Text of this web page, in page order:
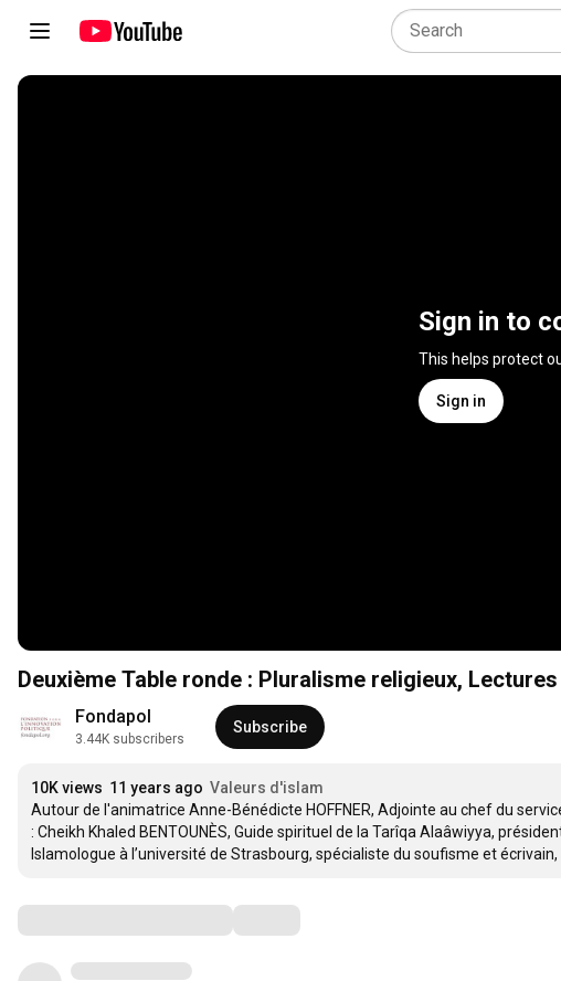
Sign in to
This helps protect
Sign in
Deuxième Table ronde : Pluralisme religieux,
Fondapol
3.44K subscribers
Subscribe
10K views 11 years ago Valeurs d'islam
Autour de l'animatrice Anne-Bénédicte HOFFNER, Adjointe au chef du
: Cheikh Khaled BENTOUNÈS, Guide spirituel de la Tarîqa Alaâwiyya,
Islamologue à l’université de Strasbourg, spécialiste du soufisme et